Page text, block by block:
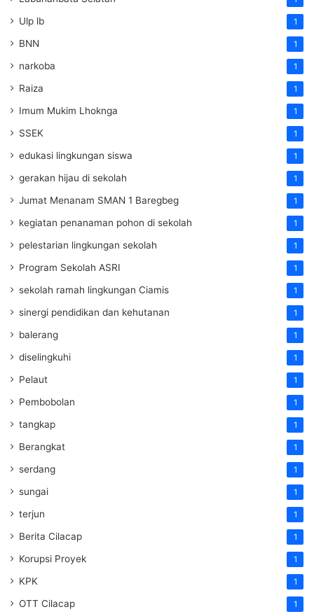
Ulp lb 1
BNN 1
narkoba 1
Raiza 1
Imum Mukim Lhoknga 1
SSEK 1
edukasi lingkungan siswa 1
gerakan hijau di sekolah 1
Jumat Menanam SMAN 1 Baregbeg 1
kegiatan penanaman pohon di sekolah 1
pelestarian lingkungan sekolah 1
Program Sekolah ASRI 1
sekolah ramah lingkungan Ciamis 1
sinergi pendidikan dan kehutanan 1
balerang 1
diselingkuhi 1
Pelaut 1
Pembobolan 1
tangkap 1
Berangkat 1
serdang 1
sungai 1
terjun 1
Berita Cilacap 1
Korupsi Proyek 1
KPK 1
OTT Cilacap 1